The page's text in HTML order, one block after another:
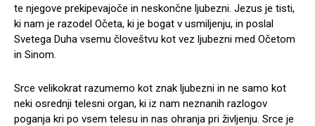
te njegove prekipevajoče in neskončne ljubezni. Jezus je tisti,
ki nam je razodel Očeta, ki je bogat v usmiljenju, in poslal
Svetega Duha vsemu človeštvu kot vez ljubezni med Očetom
in Sinom.
Srce velikokrat razumemo kot znak ljubezni in ne samo kot
neki osrednji telesni organ, ki iz nam neznanih razlogov
poganja kri po vsem telesu in nas ohranja pri življenju. Srce je